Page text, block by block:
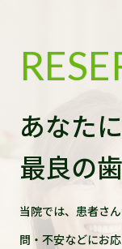
あなた
最良の
当院では、患者さ
問・不安などにお